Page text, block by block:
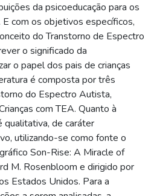
da psicoeducação para os
E com os objetivos específicos,
do Transtorno de Espectro
o significado da
o papel dos pais de crianças
é composta por três
do Espectro Autista,
com TEA. Quanto à
qualitativa, de caráter
utilizando-se como fonte o
Son-Rise: A Miracle of
M. Rosenbloom e dirigido por
Estados Unidos. Para a